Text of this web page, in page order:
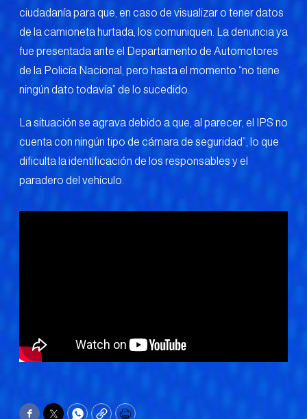
ciudadanía para que, en caso de visualizar o tener datos
de la camioneta hurtada, los comuniquen. La denuncia ya
fue presentada ante el Departamento de Automotores
de la Policía Nacional, pero hasta el momento “no tiene
ningún dato todavía” de lo sucedido.
La situación se agrava debido a que, al parecer, el IPS no
cuenta con ningún tipo de cámara de seguridad”, lo que
dificulta la identificación de los responsables y el
paradero del vehículo.